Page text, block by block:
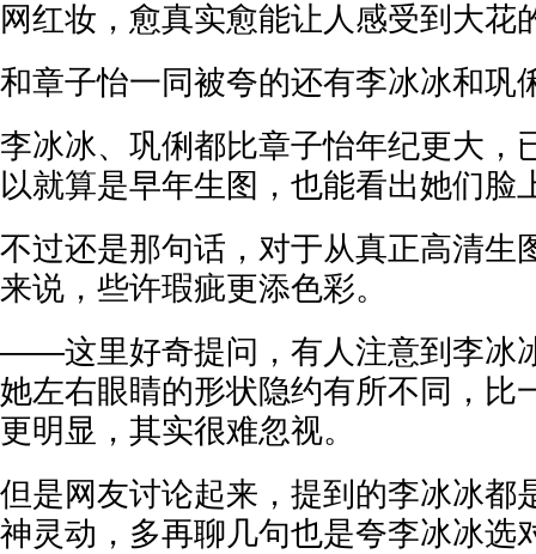
网红妆，愈真实愈能让人感受到大花
和章子怡一同被夸的还有李冰冰和巩
李冰冰、巩俐都比章子怡年纪更大，
以就算是早年生图，也能看出她们脸
不过还是那句话，对于从真正高清生
来说，些许瑕疵更添色彩。
——这里好奇提问，有人注意到李冰
她左右眼睛的形状隐约有所不同，比
更明显，其实很难忽视。
但是网友讨论起来，提到的李冰冰都
神灵动，多再聊几句也是夸李冰冰选